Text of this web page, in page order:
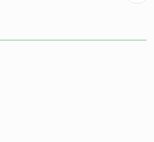
page